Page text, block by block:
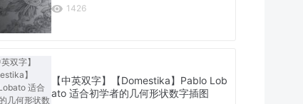
1426
【中英双字】【Domestika】Pablo Lob
ato 适合初学者的几何形状数字插图